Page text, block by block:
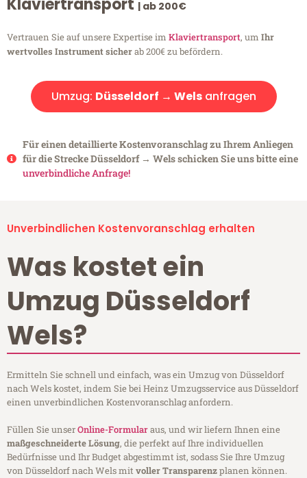
Klaviertransport | ab 200€
Vertrauen Sie auf unsere Expertise im Klaviertransport, um Ihr
wertvolles Instrument sicherab 200€ zu befördern.
Umzug: Düsseldorf → Welsanfragen
Für einen detaillierte Kostenvoranschlag zu Ihrem Anliegen
für die Strecke Düsseldorf → Wels schicken Sie uns bitte eine
unverbindliche Anfrage!
Unverbindlichen Kostenvoranschlag erhalten
Was kostet ein
Umzug Düsseldorf
Wels?
Ermitteln Sie schnell und einfach, was ein Umzug von Düsseldorf
nach Wels kostet, indem Sie bei Heinz Umzugsservice aus Düsseldorf
einen unverbindlichen Kostenvoranschlag anfordern.
Füllen Sie unserOnline-Formularaus, und wir liefern Ihnen eine
maßgeschneiderte Lösung, die perfekt auf Ihre individuellen
Bedürfnisse und Ihr Budget abgestimmt ist, sodass Sie Ihre Umzug
von Düsseldorf nach Wels mitvoller Transparenzplanen können.